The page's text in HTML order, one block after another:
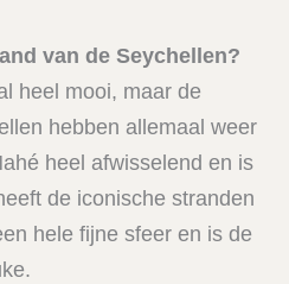
van de Seychellen?
heel mooi, maar de
hebben allemaal weer
heel afwisselend en is
de iconische stranden
hele fijne sfeer en is de